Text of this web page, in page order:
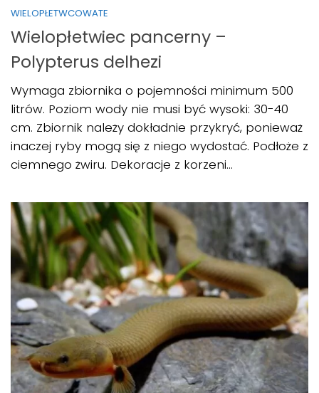
WIELOPŁETWCOWATE
Wielopłetwiec pancerny –
Polypterus delhezi
Wymaga zbiornika o pojemności minimum 500
litrów. Poziom wody nie musi być wysoki: 30-40
cm. Zbiornik należy dokładnie przykryć, ponieważ
inaczej ryby mogą się z niego wydostać. Podłoże z
ciemnego żwiru. Dekoracje z korzeni...